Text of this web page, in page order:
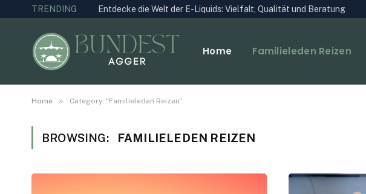
TRENDING Entdecke die Welt der E-Liquids: Vielfalt, Qualität und Beratung
Home Familieleden Reizen
Home » Category: "Familieleden Reizen"
BROWSING: FAMILIELEDEN REIZEN